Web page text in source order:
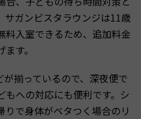
サガンビスタラウンジは11歳
料入室できるため、追加料金
す。
揃っているので、深夜便で
もへの対応にも便利です。シ
りで身体がベタつく場合のリ